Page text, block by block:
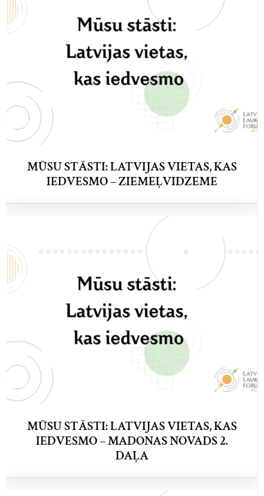
MŪSU STĀSTI: LATVIJAS VIETAS, KAS
IEDVESMO – ZIEMEĻVIDZEME
MŪSU STĀSTI: LATVIJAS VIETAS, KAS
IEDVESMO – MADONAS NOVADS 2.
DAĻA